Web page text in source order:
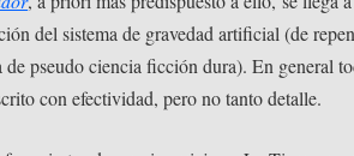
del sistema de gravedad artificial (de
de pseudo ciencia ficción dura). En general
con efectividad, pero no tanto detalle.